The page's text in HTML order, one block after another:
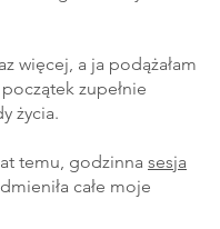
więcej, a ja podążałam
zupełnie
życia.
temu, godzinna sesja
całe moje